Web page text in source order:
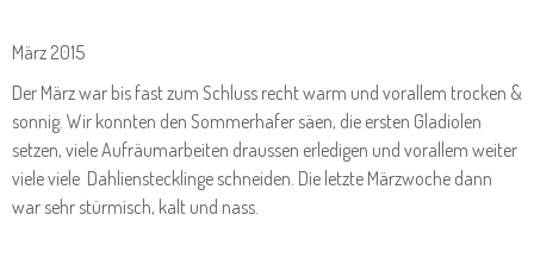
März 2015
Der März war bis fast zum Schluss recht warm und vorallem trocken &
sonnig. Wir konnten den Sommerhafer säen, die ersten Gladiolen
setzen, viele Aufräumarbeiten draussen erledigen und vorallem weiter
viele viele Dahlienstecklinge schneiden. Die letzte Märzwoche dann
war sehr stürmisch, kalt und nass.